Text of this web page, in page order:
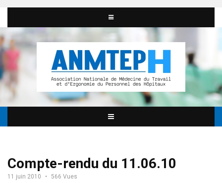
Compte-rendu du 11.06.10
11 juin 2010 566 Vues